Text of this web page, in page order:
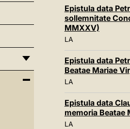
Epistula data
sollemnitate
MMXXV)
LA
Epistula data
Beatae Mariae
LA
Epistula data
memoria Beatae
LA